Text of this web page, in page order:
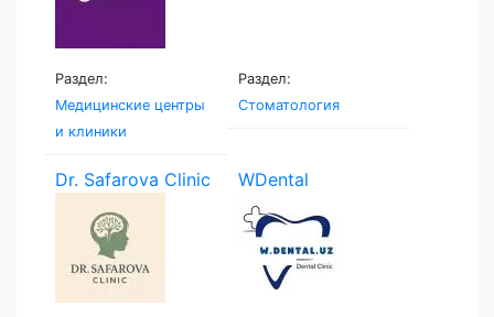
Раздел:
Медицинские центры
и клиники
Раздел:
Стоматология
Dr. Safarova Clinic WDental